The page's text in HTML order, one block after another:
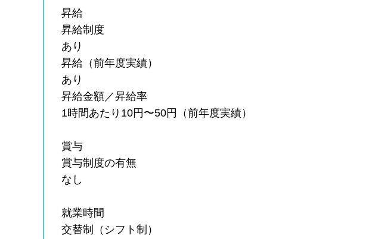
昇給
昇給制度
あり
昇給（前年度実績）
あり
昇給金額／昇給率
1時間あたり10円〜50円（前年度実績）
賞与
賞与制度の有無
なし
就業時間
交替制（シフト制）